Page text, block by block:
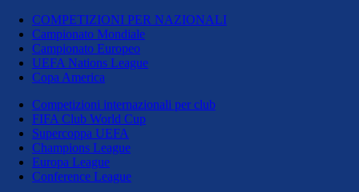
COMPETIZIONI PER NAZIONALI
Campionato Mondiale
Campionato Europeo
UEFA Nations League
Copa America
Competizioni internazionali per club
FIFA Club World Cup
Supercoppa UEFA
Champions League
Europa League
Conference League